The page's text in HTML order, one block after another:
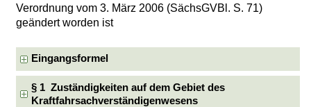
Verordnung vom 3. März 2006 (SächsGVBl. S. 71)
geändert worden ist
Eingangsformel
§ 1 Zuständigkeiten auf dem Gebiet des
Kraftfahrsachverständigenwesens